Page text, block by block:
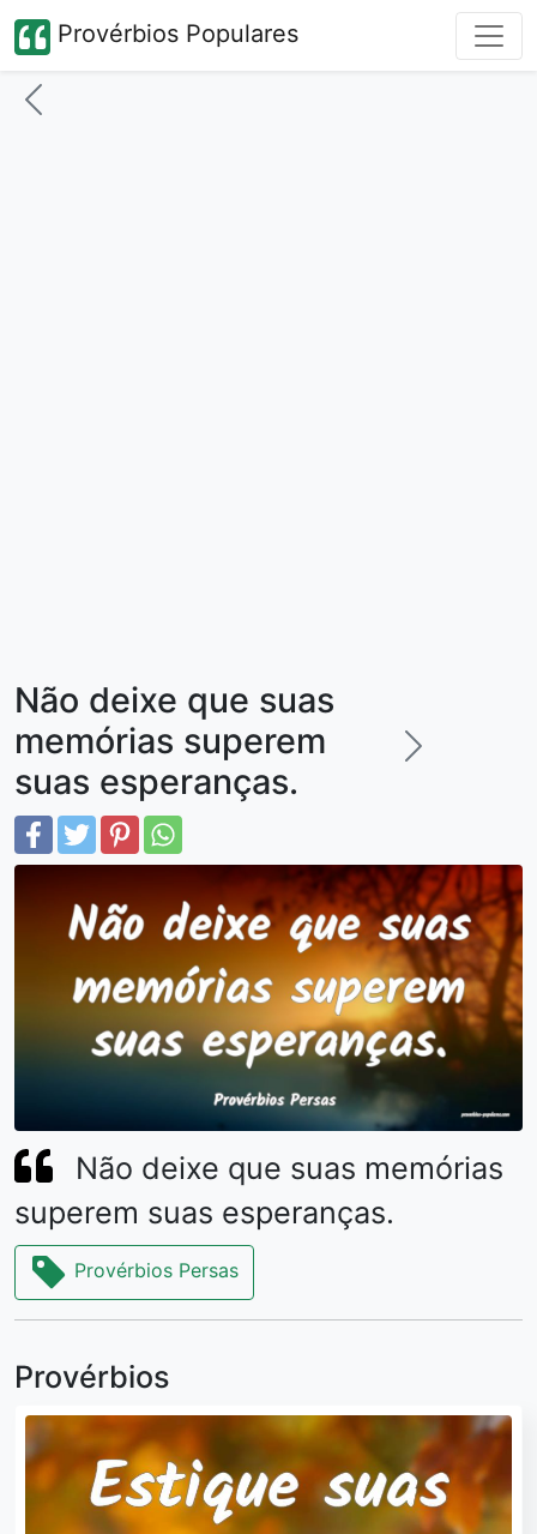
Provérbios Populares
Não deixe que suas
memórias superem
suas esperanças.
Não deixe que suas memórias
superem suas esperanças.
Provérbios Persas
Provérbios